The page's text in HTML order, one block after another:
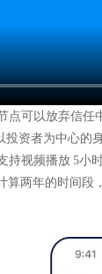
点可以放弃信
资者为中心的
持视频播放 5小
算两年的时间